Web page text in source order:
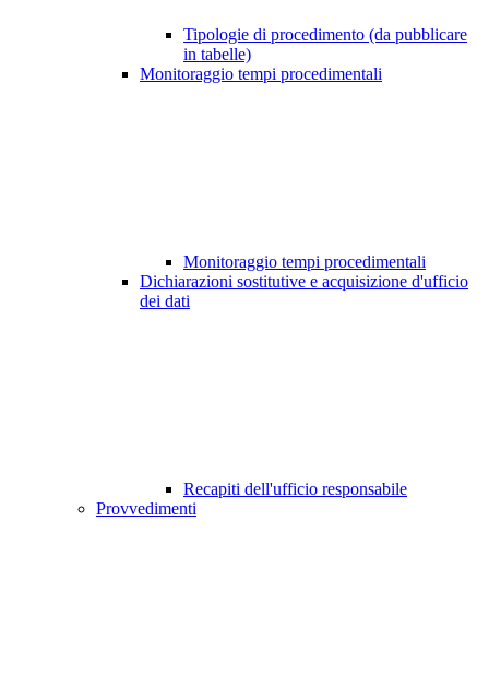
Tipologie di procedimento (da pubblicare
in tabelle)
Monitoraggio tempi procedimentali
Monitoraggio tempi procedimentali
Dichiarazioni sostitutive e acquisizione d'ufficio
dei dati
Recapiti dell'ufficio responsabile
Provvedimenti